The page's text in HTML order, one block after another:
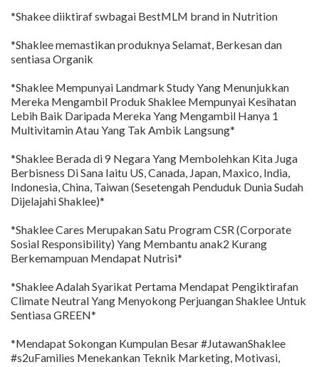
*Shakee diiktiraf swbagai BestMLM brand in Nutrition
*Shaklee memastikan produknya Selamat, Berkesan dan
sentiasa Organik
*Shaklee Mempunyai Landmark Study Yang Menunjukkan
Mereka Mengambil Produk Shaklee Mempunyai Kesihatan
Lebih Baik Daripada Mereka Yang Mengambil Hanya 1
Multivitamin Atau Yang Tak Ambik Langsung*
*Shaklee Berada di 9 Negara Yang Membolehkan Kita Juga
Berbisness Di Sana Iaitu US, Canada, Japan, Maxico, India,
Indonesia, China, Taiwan (Sesetengah Penduduk Dunia Sudah
Dijelajahi Shaklee)*
*Shaklee Cares Merupakan Satu Program CSR (Corporate
Sosial Responsibility) Yang Membantu anak2 Kurang
Berkemampuan Mendapat Nutrisi*
*Shaklee Adalah Syarikat Pertama Mendapat Pengiktirafan
Climate Neutral Yang Menyokong Perjuangan Shaklee Untuk
Sentiasa GREEN*
*Mendapat Sokongan Kumpulan Besar #JutawanShaklee
#s2uFamilies Menekankan Teknik Marketing, Motivasi,